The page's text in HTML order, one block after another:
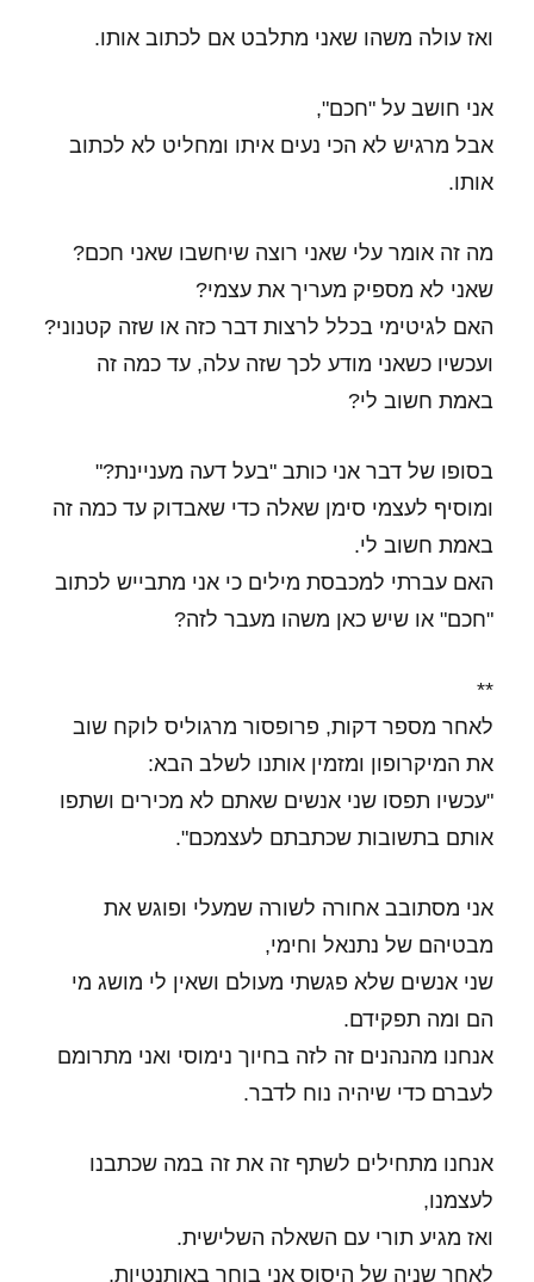
ואז עולה משהו שאני מתלבט אם לכתוב אותו.
אני חושב על "חכם",
אבל מרגיש לא הכי נעים איתו ומחליט לא לכתוב
אותו.
מה זה אומר עלי שאני רוצה שיחשבו שאני חכם?
שאני לא מספיק מעריך את עצמי?
האם לגיטימי בכלל לרצות דבר כזה או שזה קטנוני?
ועכשיו כשאני מודע לכך שזה עלה, עד כמה זה
באמת חשוב לי?
בסופו של דבר אני כותב "בעל דעה מעניינת?"
ומוסיף לעצמי סימן שאלה כדי שאבדוק עד כמה זה
באמת חשוב לי.
האם עברתי למכבסת מילים כי אני מתבייש לכתוב
"חכם" או שיש כאן משהו מעבר לזה?
**
לאחר מספר דקות, פרופסור מרגוליס לוקח שוב
את המיקרופון ומזמין אותנו לשלב הבא:
"עכשיו תפסו שני אנשים שאתם לא מכירים ושתפו
אותם בתשובות שכתבתם לעצמכם".
אני מסתובב אחורה לשורה שמעלי ופוגש את
מבטיהם של נתנאל וחימי,
שני אנשים שלא פגשתי מעולם ושאין לי מושג מי
הם ומה תפקידם.
אנחנו מהנהנים זה לזה בחיוך נימוסי ואני מתרומם
לעברם כדי שיהיה נוח לדבר.
אנחנו מתחילים לשתף זה את זה במה שכתבנו
לעצמנו,
ואז מגיע תורי עם השאלה השלישית.
לאחר שניה של היסוס אני בוחר באותנטיות,